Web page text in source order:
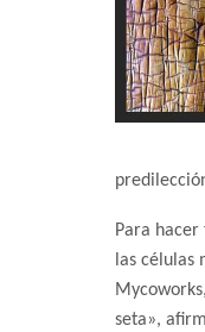
Para
las células
seta»,